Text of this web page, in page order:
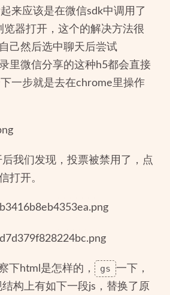
来应该是在微信sdk中调用了
览器打开，这个的解决方法很
己然后选中聊天后尝试
里微信分享的这种h5都会直接
一步就是去在chrome里操作
我们发现，投票被禁用了，点
打开。
下html是怎样的， gs 一下，
构上有如下一段js，替换了原